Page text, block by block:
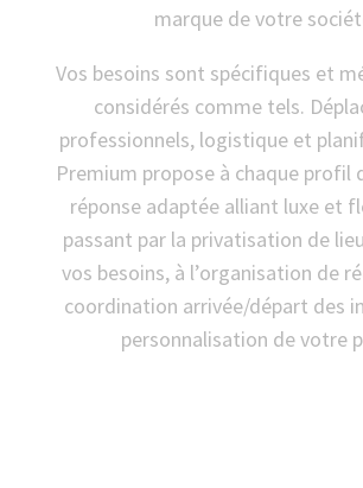
marque de votre
Vos besoins sont spécifiques et
considérés comme tels.
professionnels, logistique et
Premium propose à chaque profil
réponse adaptée alliant luxe et
passant par la privatisation de
vos besoins, à l’organisation de
coordination arrivée/départ des
personnalisation de votre